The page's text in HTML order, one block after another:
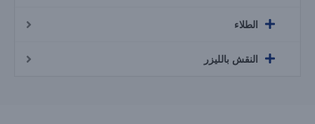
الطلاء
النقش بالليزر